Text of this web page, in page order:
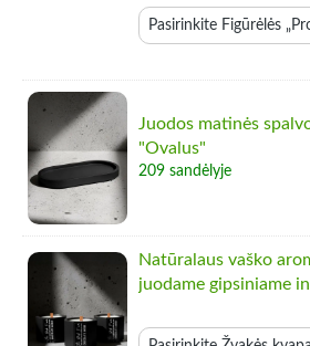
Juodos matinės
"Ovalus"
209 sandėlyje
Natūralaus vaško
juodame gipsiniame